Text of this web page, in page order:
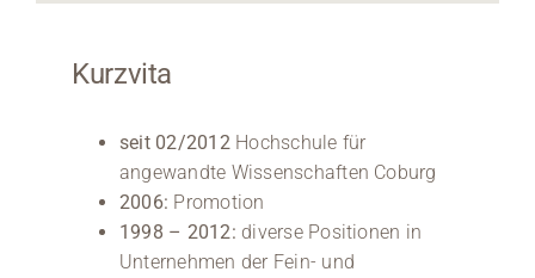
Kurzvita
seit 02/2012 Hochschule für
angewandte Wissenschaften Coburg
2006: Promotion
1998 – 2012: diverse Positionen in
Unternehmen der Fein- und